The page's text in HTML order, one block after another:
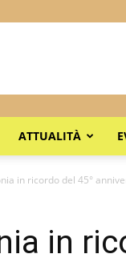
ATTUALITÀ
in ricordo del 45°
in